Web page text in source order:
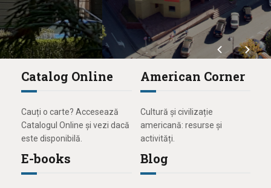
Catalog Online
Cauți o carte? Accesează
Catalogul Online și vezi dacă
este disponibilă.
E-books
American Corner
Cultură și civilizație
americană: resurse și
activități.
Blog